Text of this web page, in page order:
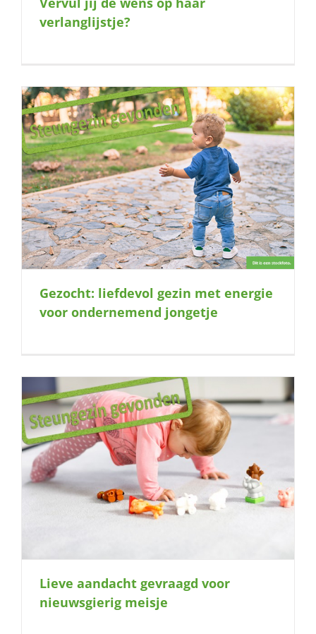
verlanglijstje?
Gezocht: liefdevol gezin met energie
voor ondernemend jongetje
Lieve aandacht gevraagd voor
nieuwsgierig meisje